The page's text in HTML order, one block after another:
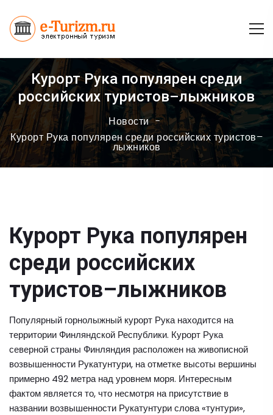
Курорт Рука популярен среди
российских туристов–лыжников
Новости
Курорт Рука популярен среди российских туристов–
лыжников
Курорт Рука популярен
среди российских
туристов–лыжников
Популярный горнолыжный курорт Рука находится на
территории Финляндской Республики. Курорт Рука
северной страны Финляндия расположен на живописной
возвышенности Рукатунтури, на отметке высоты вершины
примерно 492 метра над уровнем моря. Интересным
фактом является то, что несмотря на присутствие в
названии возвышенности Рукатунтури слова «тунтури»,